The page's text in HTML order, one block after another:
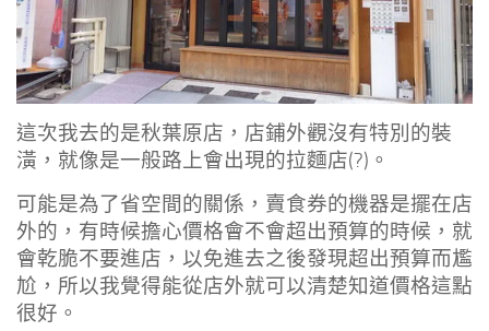
這次我去的是秋葉原店，店鋪外觀沒有特別的裝
潢，就像是一般路上會出現的拉麵店(?)。
可能是為了省空間的關係，賣食券的機器是擺在店
外的，有時候擔心價格會不會超出預算的時候，就
會乾脆不要進店，以免進去之後發現超出預算而尷
尬，所以我覺得能從店外就可以清楚知道價格這點
很好。